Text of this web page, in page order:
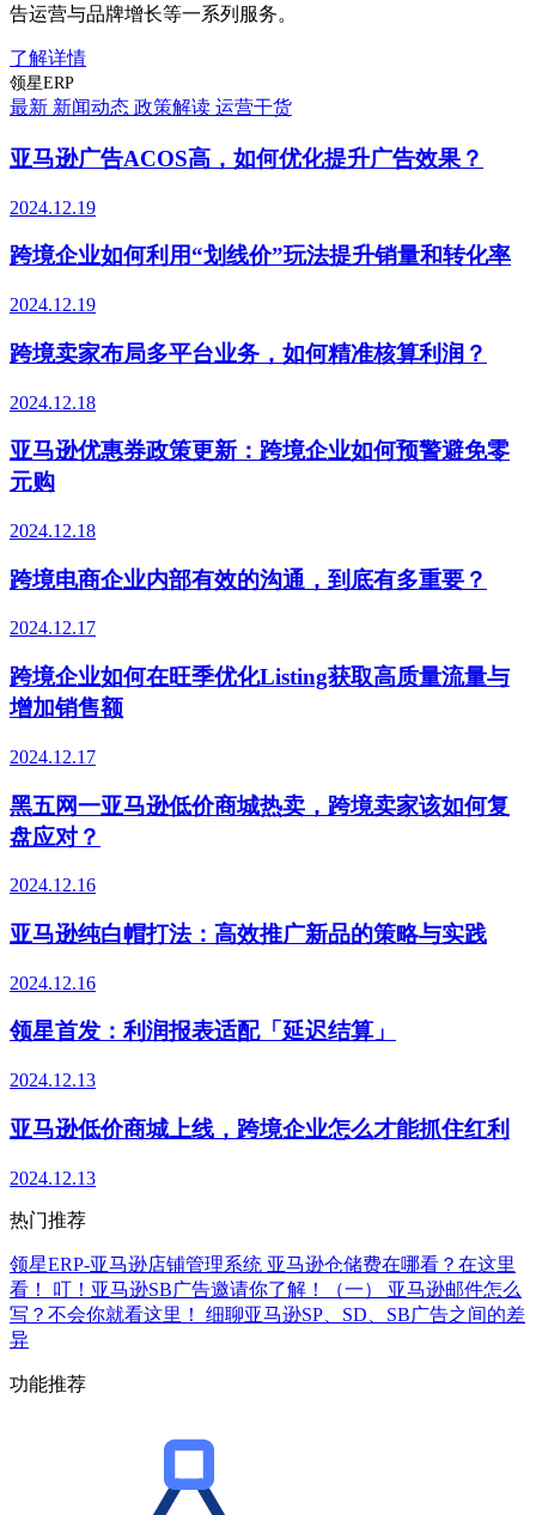
告运营与品牌增长等一系列服务。
了解详情
领星ERP
最新 新闻动态 政策解读 运营干货
亚马逊广告ACOS高，如何优化提升广告效果？
2024.12.19
跨境企业如何利用“划线价”玩法提升销量和转化率
2024.12.19
跨境卖家布局多平台业务，如何精准核算利润？
2024.12.18
亚马逊优惠券政策更新：跨境企业如何预警避免零
元购
2024.12.18
跨境电商企业内部有效的沟通，到底有多重要？
2024.12.17
跨境企业如何在旺季优化Listing获取高质量流量与
增加销售额
2024.12.17
黑五网一亚马逊低价商城热卖，跨境卖家该如何复
盘应对？
2024.12.16
亚马逊纯白帽打法：高效推广新品的策略与实践
2024.12.16
领星首发：利润报表适配「延迟结算」
2024.12.13
亚马逊低价商城上线，跨境企业怎么才能抓住红利
2024.12.13
热门推荐
领星ERP-亚马逊店铺管理系统 亚马逊仓储费在哪看？在这里
看！
叮！亚马逊SB广告邀请你了解！（一）
亚马逊邮件怎么
写？不会你就看这里！
细聊亚马逊SP、SD、SB广告之间的差
异
功能推荐